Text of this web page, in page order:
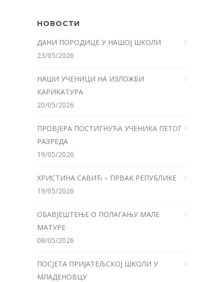
НОВОСТИ
ДАНИ ПОРОДИЦЕ У НАШОЈ ШКОЛИ
23/05/2026
НАШИ УЧЕНИЦИ НА ИЗЛОЖБИ
КАРИКАТУРА
20/05/2026
ПРОВЈЕРА ПОСТИГНУЋА УЧЕНИКА ПЕТОГ
РАЗРЕДА
19/05/2026
ХРИСТИНА САВИЋ – ПРВАК РЕПУБЛИКЕ
19/05/2026
ОБАВЈЕШТЕЊЕ О ПОЛАГАЊУ МАЛЕ
МАТУРЕ
08/05/2026
ПОСЈЕТА ПРИЈАТЕЉСКОЈ ШКОЛИ У
МЛАДЕНОВЦУ